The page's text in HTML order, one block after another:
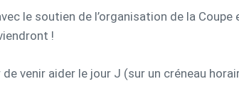
le soutien de l’organisation de la Coupe
!
venir aider le jour J (sur un créneau